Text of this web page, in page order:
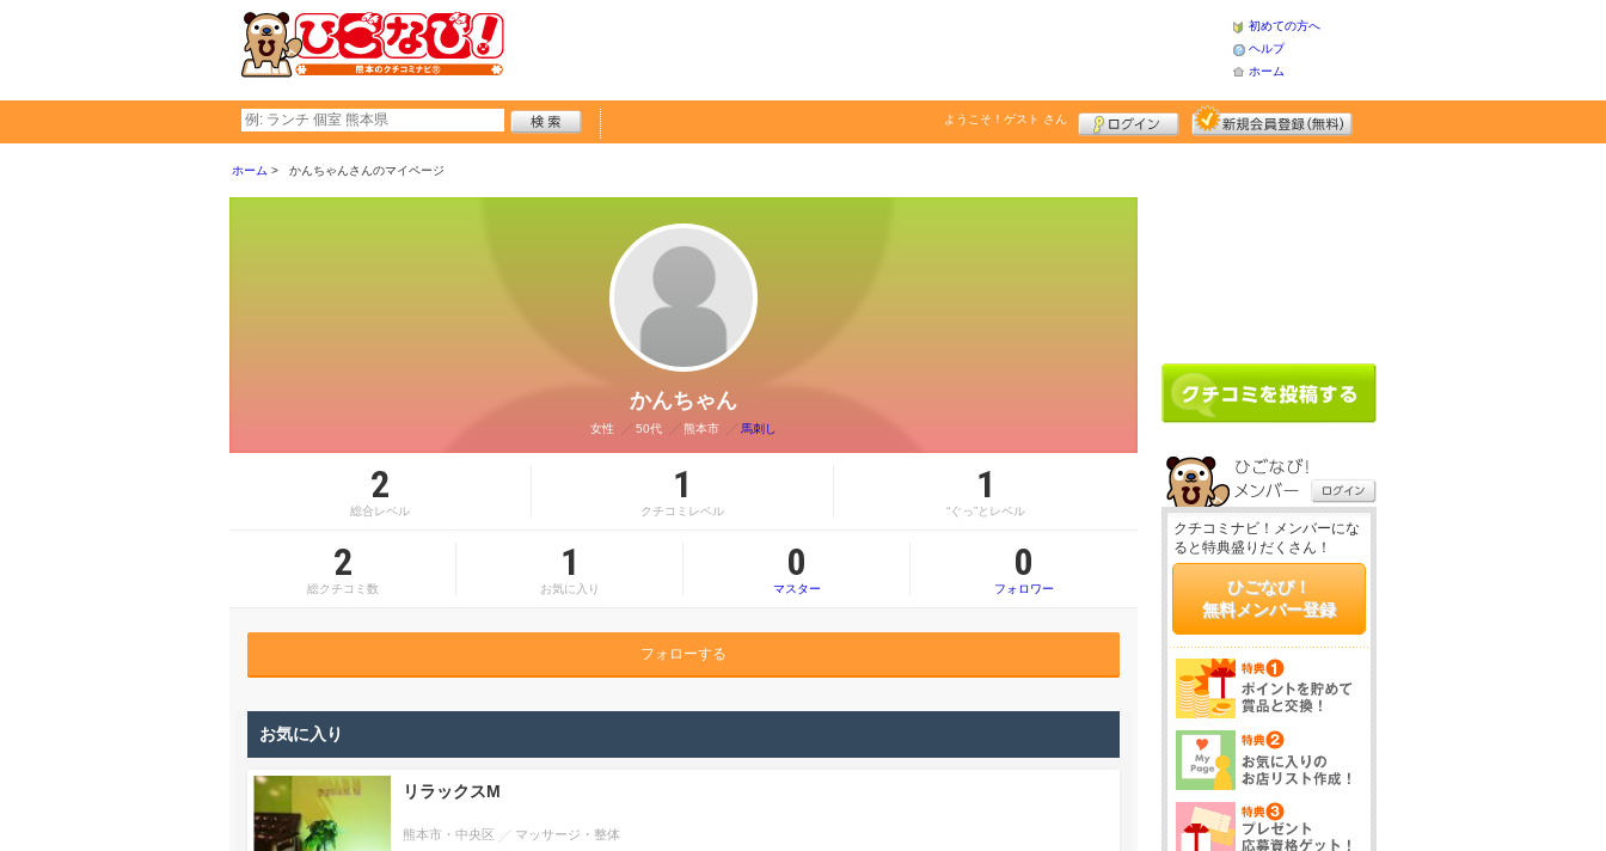
初めての方へ
ヘルプ
ホーム
ようこそ！ ゲスト さん
ホーム かんちゃんさんのマイページ
かんちゃん
女性 50代 熊本市 馬刺し
2
総合レベル
1
クチコミレベル
1
“ぐっ”とレベル
2
総クチコミ数
1
お気に入り
0
マスター
0
フォロワー
フォローする
お気に入り
リラックスM
熊本市・中央区 マッサージ・整体
クチコミナビ！メンバーにな
ると特典盛りだくさん！
ひごなび！
無料メンバー登録